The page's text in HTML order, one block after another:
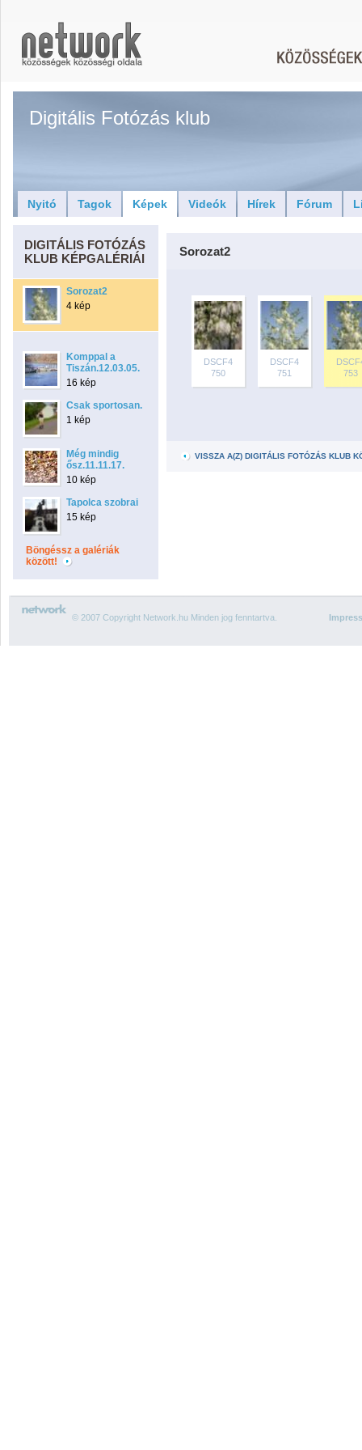
Digitális Fotózás klub
Nyitó Tagok Képek Videók Hírek Fórum
DIGITÁLIS FOTÓZÁS
KLUB KÉPGALÉRIÁI
Sorozat2
4 kép
Komppal a
Tiszán.12.03.05.
16 kép
Csak sportosan.
1 kép
Még mindig
ősz.11.11.17.
10 kép
Tapolca szobrai
15 kép
Böngéssz a galériák
között!
Sorozat2
DSCF4
750
DSCF4
751
753
VISSZA A(Z) DIGITÁLIS FOTÓZÁS KLUB
© 2007 Copyright Network.hu Minden jog fenntartva.